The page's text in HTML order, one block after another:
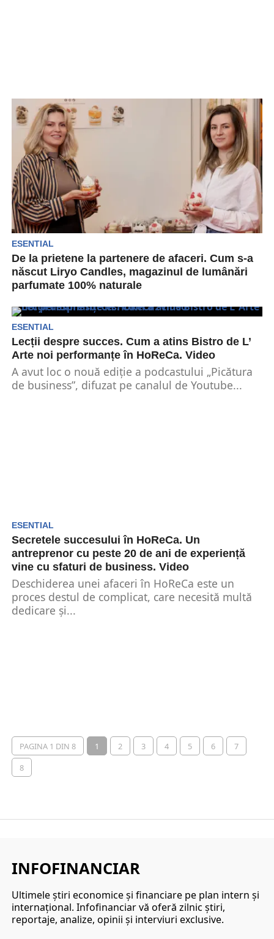
ESENTIAL
De la prietene la partenere de afaceri. Cum s-a
născut Liryo Candles, magazinul de lumânări
parfumate 100% naturale
mi-a atras atenția un stand special. Acesta era
compus...
ESENTIAL
Lecții despre succes. Cum a atins Bistro de L’
Arte noi performanțe în HoReCa. Video
A avut loc o nouă ediție a podcastului „Picătura
de business”, difuzat pe canalul de Youtube...
ESENTIAL
Secretele succesului în HoReCa. Un
antreprenor cu peste 20 de ani de experiență
vine cu sfaturi de business. Video
Deschiderea unei afaceri în HoReCa este un
proces destul de complicat, care necesită multă
dedicare și...
PAGINA 1 DIN 8 1 2 3 4 5 6
7
8
INFOFINANCIAR
Ultimele ştiri economice şi financiare pe plan intern şi
internaţional. Infofinanciar vă oferă zilnic ştiri,
reportaje, analize, opinii şi interviuri exclusive.